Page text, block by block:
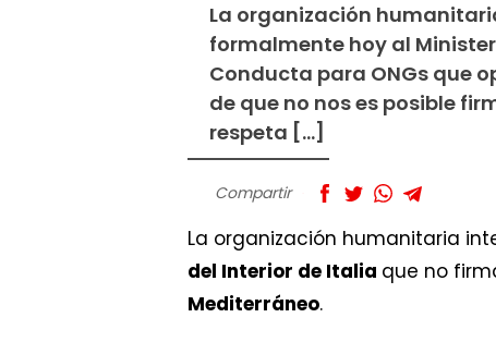
La organización
formalmente hoy al
Conducta para ONGs que
de que no nos es posible
respeta […]
Compartir
La organización humanitaria
del Interior de Italia que no
Mediterráneo.